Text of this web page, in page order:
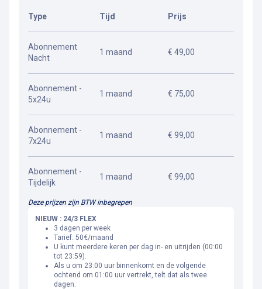
Type Tijd Prijs
Abonnement
Nacht
1 maand € 49,00
Abonnement -
5x24u
1 maand € 75,00
Abonnement -
7x24u
1 maand € 99,00
Abonnement -
Tijdelijk
1 maand € 99,00
Deze prijzen zijn BTW inbegrepen
NIEUW : 24/3 FLEX
3 dagen per week
Tarief: 50€/maand
U kunt meerdere keren per dag in- en uitrijden (00:00
tot 23:59).
Als u om 23:00 uur binnenkomt en de volgende
ochtend om 01:00 uur vertrekt, telt dat als twee
dagen.